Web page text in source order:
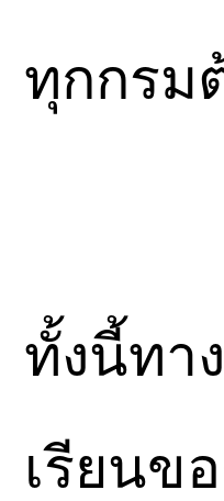
ทุกกรม
ทั้งนี้ทา
เรียนข